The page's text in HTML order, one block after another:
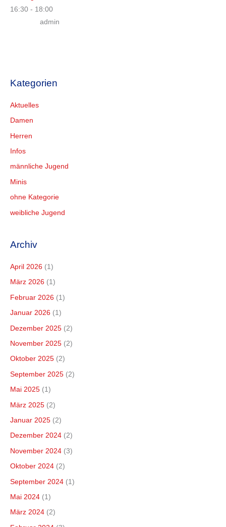
Kategorien
Aktuelles
Damen
Herren
Infos
männliche Jugend
Minis
ohne Kategorie
weibliche Jugend
Archiv
April 2026 (1)
März 2026 (1)
Februar 2026 (1)
Januar 2026 (1)
Dezember 2025 (2)
November 2025 (2)
Oktober 2025 (2)
September 2025 (2)
Mai 2025 (1)
März 2025 (2)
Januar 2025 (2)
Dezember 2024 (2)
November 2024 (3)
Oktober 2024 (2)
September 2024 (1)
Mai 2024 (1)
März 2024 (2)
16:30 - 18:00
admin